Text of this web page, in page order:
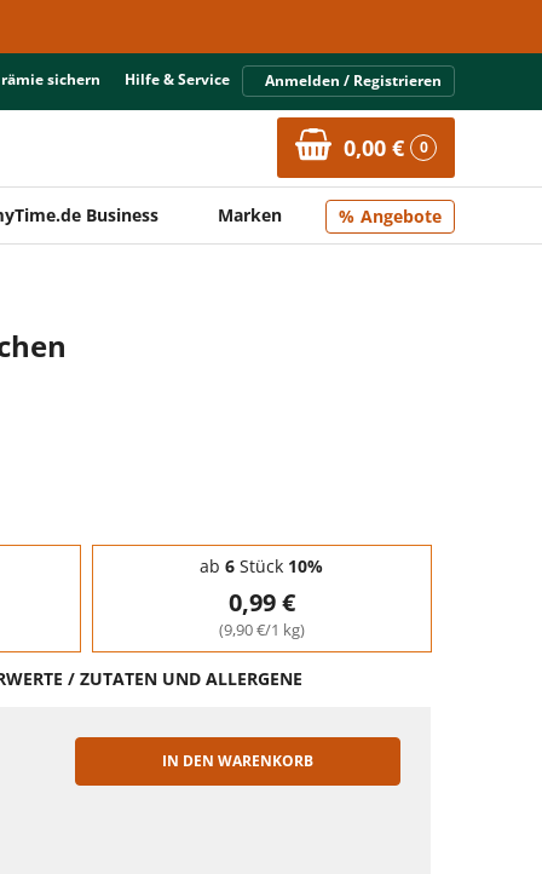
sichern Hilfe & Service Anmelden / Registrieren
0,00 € 0
Business Marken Angebote
ab 6 Stück 10%
0,99 €
(9,90 €/1 kg)
/ ZUTATEN UND ALLERGENE
IN DEN WARENKORB